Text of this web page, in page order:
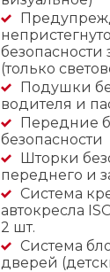
безопасности
(только
Подушки
водителя и
Передние
безопасности
Шторки
переднего и
Система
автокресла
2 шт.
Система
дверей